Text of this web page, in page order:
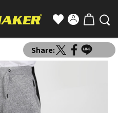
Share: